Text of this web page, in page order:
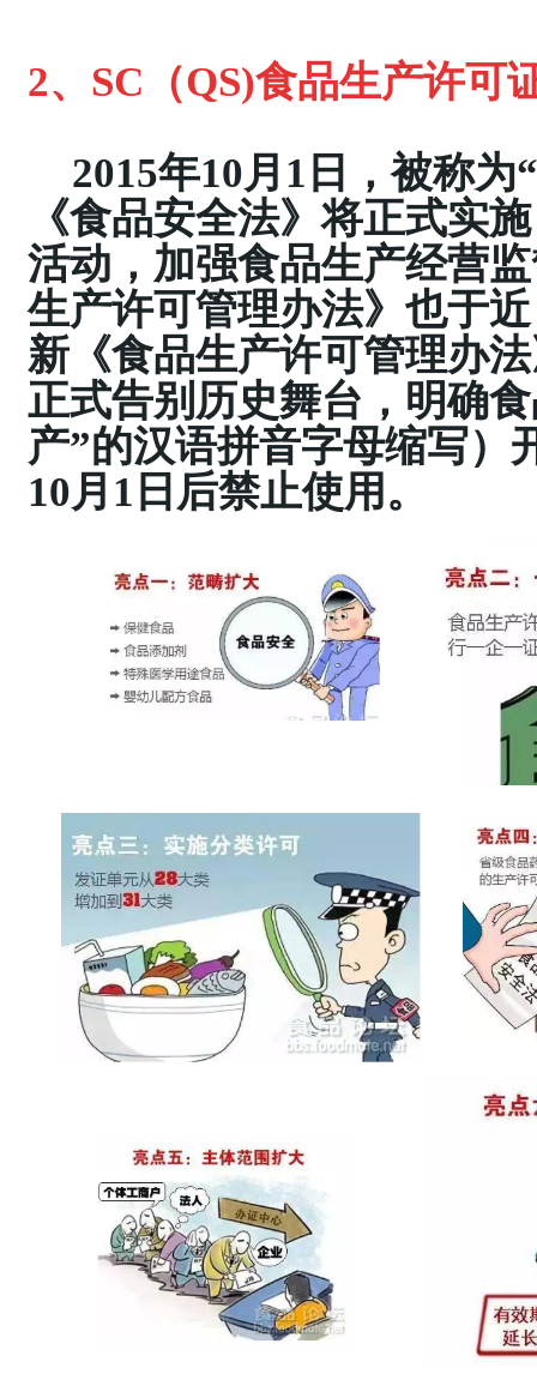
2、 SC（QS)食品生产许可
2015年10月1日，被称
《食品安全法》将正式实
活动，加强食品生产经营
生产许可管理办法》也于
新《食品生产许可管理办
正式告别历史舞台，明确
产”的汉语拼音字母缩写）
10月1日后禁止使用。